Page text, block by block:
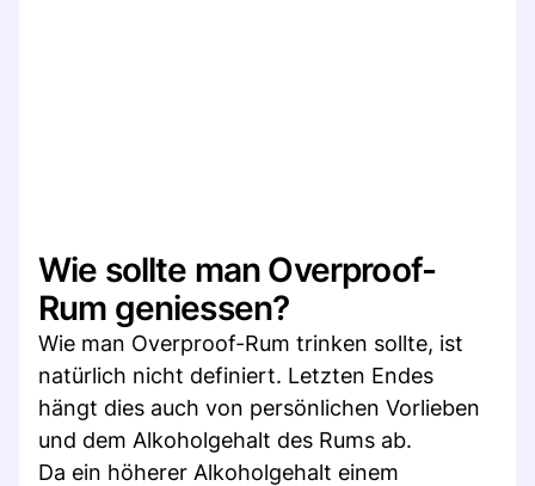
Wie sollte man Overproof-
Rum geniessen?
Wie man Overproof-Rum trinken sollte, ist
natürlich nicht definiert. Letzten Endes
hängt dies auch von persönlichen Vorlieben
und dem Alkoholgehalt des Rums ab.
Da ein höherer Alkoholgehalt einem